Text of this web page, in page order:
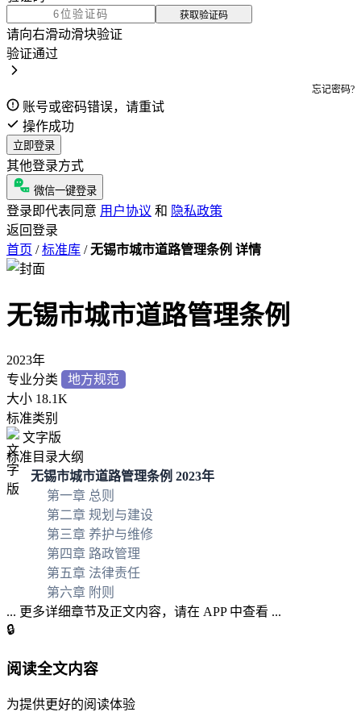
获取验证码
请向右滑动滑块验证
验证通过
忘记密码?
账号或密码错误，请重试
操作成功
立即登录
其他登录方式
微信一键登录
登录即代表同意 用户协议 和 隐私政策
返回登录
首页 / 标准库 / 无锡市城市道路管理条例 详情
无锡市城市道路管理条例
2023年
专业分类
地方规范
大小 18.1K
标准类别
文字版
标准目录大纲
无锡市城市道路管理条例 2023年
第一章 总则
第二章 规划与建设
第三章 养护与维修
第四章 路政管理
第五章 法律责任
第六章 附则
... 更多详细章节及正文内容，请在 APP 中查看 ...
🔒
阅读全文内容
为提供更好的阅读体验